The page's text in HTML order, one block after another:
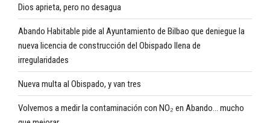
Dios aprieta, pero no desagua
Abando Habitable pide al Ayuntamiento de Bilbao que deniegue la
nueva licencia de construcción del Obispado llena de
irregularidades
Nueva multa al Obispado, y van tres
Volvemos a medir la contaminación con NO₂ en Abando… mucho